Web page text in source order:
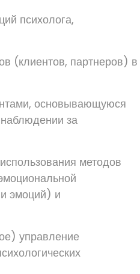
психолога,
(клиентов, партнеров) в
основывающуюся
за
методов
эмоций) и
управление